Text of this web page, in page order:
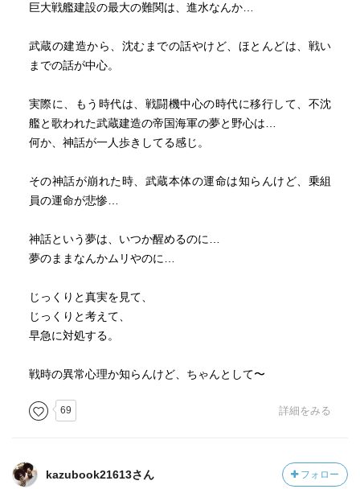
巨大戦艦建設の最大の難関は、進水なんか…
武蔵の建造から、沈むまでの話やけど、ほとんどは、戦い
までの話が中心。
実際に、もう時代は、戦闘機中心の時代に移行して、不沈
艦と歌われた武蔵建造の帝国海軍の夢と野心は…
何か、神話が一人歩きしてる感じ。
その神話が崩れた時、武蔵本体の運命は知らんけど、乗組
員の運命が悲惨…
神話という夢は、いつか醒めるのに…
夢のままなんかムリやのに…
じっくりと真実を見て、
じっくりと考えて、
早急に対処する。
戦時の異常心理か知らんけど、ちゃんとして〜
69 詳細をみる
kazubook21613さん フォロー